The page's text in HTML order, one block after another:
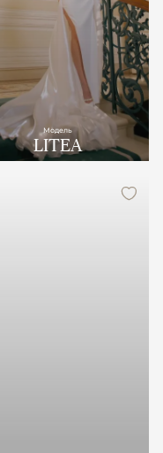
Модель
LITEA